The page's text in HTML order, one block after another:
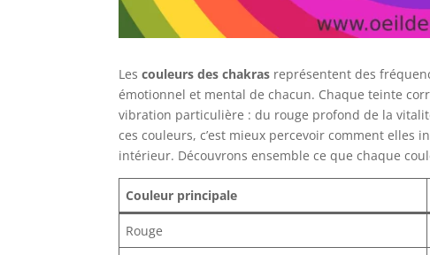
Lescouleurs des chakras représentent des
émotionnel et mental de chacun. Chaque teinte
vibration particulière : du rouge profond de la
ces couleurs, c’est mieux percevoir comment
intérieur. Découvrons ensemble ce que chaque
Couleur principale
Rouge